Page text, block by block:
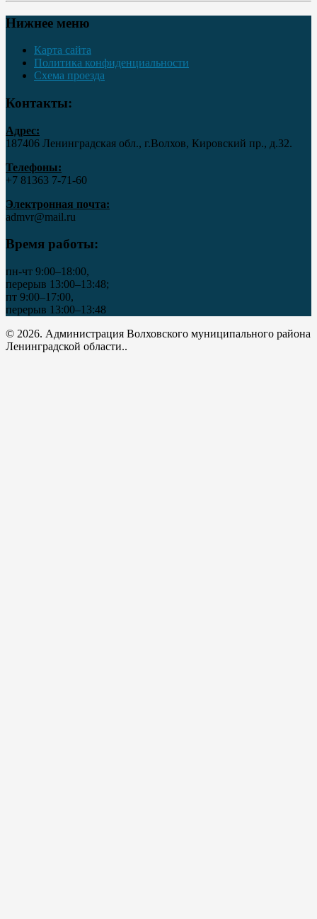
Нижнее меню
Карта сайта
Политика конфиденциальности
Схема проезда
Контакты:
Адрес:
187406 Ленинградская обл., г.Волхов, Кировский пр., д.32.
Телефоны:
+7 81363 7‑71-60
Электронная почта:
admvr@mail.ru
Время работы:
пн-чт 9:00–18:00,
перерыв 13:00–13:48;
пт 9:00–17:00,
перерыв 13:00–13:48
© 2026. Администрация Волховского муниципального района
Ленинградской области..